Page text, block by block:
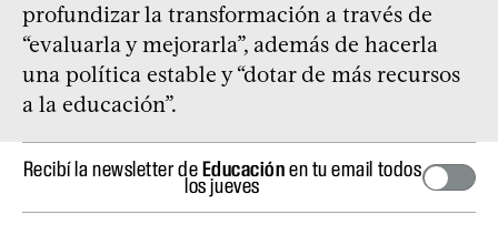
profundizar la transformación a través de
“evaluarla y mejorarla”, además de hacerla
una política estable y “dotar de más recursos
a la educación”.
Recibí la newsletter deEducaciónen tu email todos
los jueves